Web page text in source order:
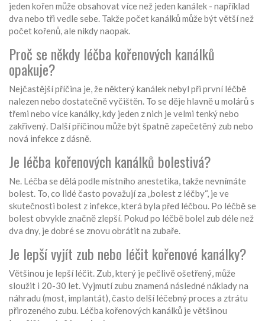
jeden kořen může obsahovat více než jeden kanálek - například
dva nebo tři vedle sebe. Takže počet kanálků může být větší než
počet kořenů, ale nikdy naopak.
Proč se někdy léčba kořenových kanálků
opakuje?
Nejčastější příčina je, že některý kanálek nebyl při první léčbě
nalezen nebo dostatečně vyčištěn. To se děje hlavně u molárů s
třemi nebo více kanálky, kdy jeden z nich je velmi tenký nebo
zakřivený. Další příčinou může být špatně zapečetěný zub nebo
nová infekce z dásně.
Je léčba kořenových kanálků bolestivá?
Ne. Léčba se dělá podle místního anestetika, takže nevnímáte
bolest. To, co lidé často považují za „bolest z léčby“, je ve
skutečnosti bolest z infekce, která byla před léčbou. Po léčbě se
bolest obvykle značně zlepší. Pokud po léčbě bolel zub déle než
dva dny, je dobré se znovu obrátit na zubaře.
Je lepší vyjít zub nebo léčit kořenové kanálky?
Většinou je lepší léčit. Zub, který je pečlivě ošetřený, může
sloužit i 20-30 let. Vyjmutí zubu znamená následné náklady na
náhradu (most, implantát), často delší léčebný proces a ztrátu
přirozeného zubu. Léčba kořenových kanálků je většinou